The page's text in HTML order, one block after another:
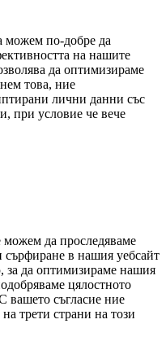
можем по-добре да
на нашите
да оптимизираме
това, ние
лични данни със
при условие че вече
да проследяваме
в нашия уебсайт
за да оптимизираме нашия
цялостното
вашето съгласие ние
трети страни на този